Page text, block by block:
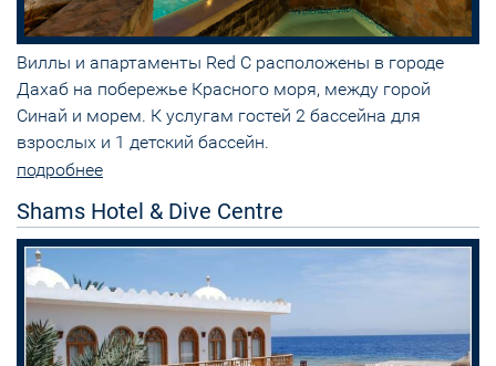
Виллы и апартаменты Red C расположены в городе
Дахаб на побережье Красного моря, между горой
Синай и морем. К услугам гостей 2 бассейна для
взрослых и 1 детский бассейн.
подробнее
Shams Hotel & Dive Centre